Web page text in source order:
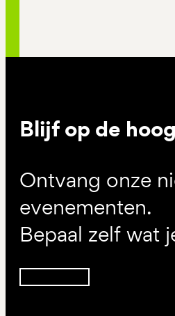
Blijf op de
Ontvang onze
evenementen.
Bepaal zelf wat